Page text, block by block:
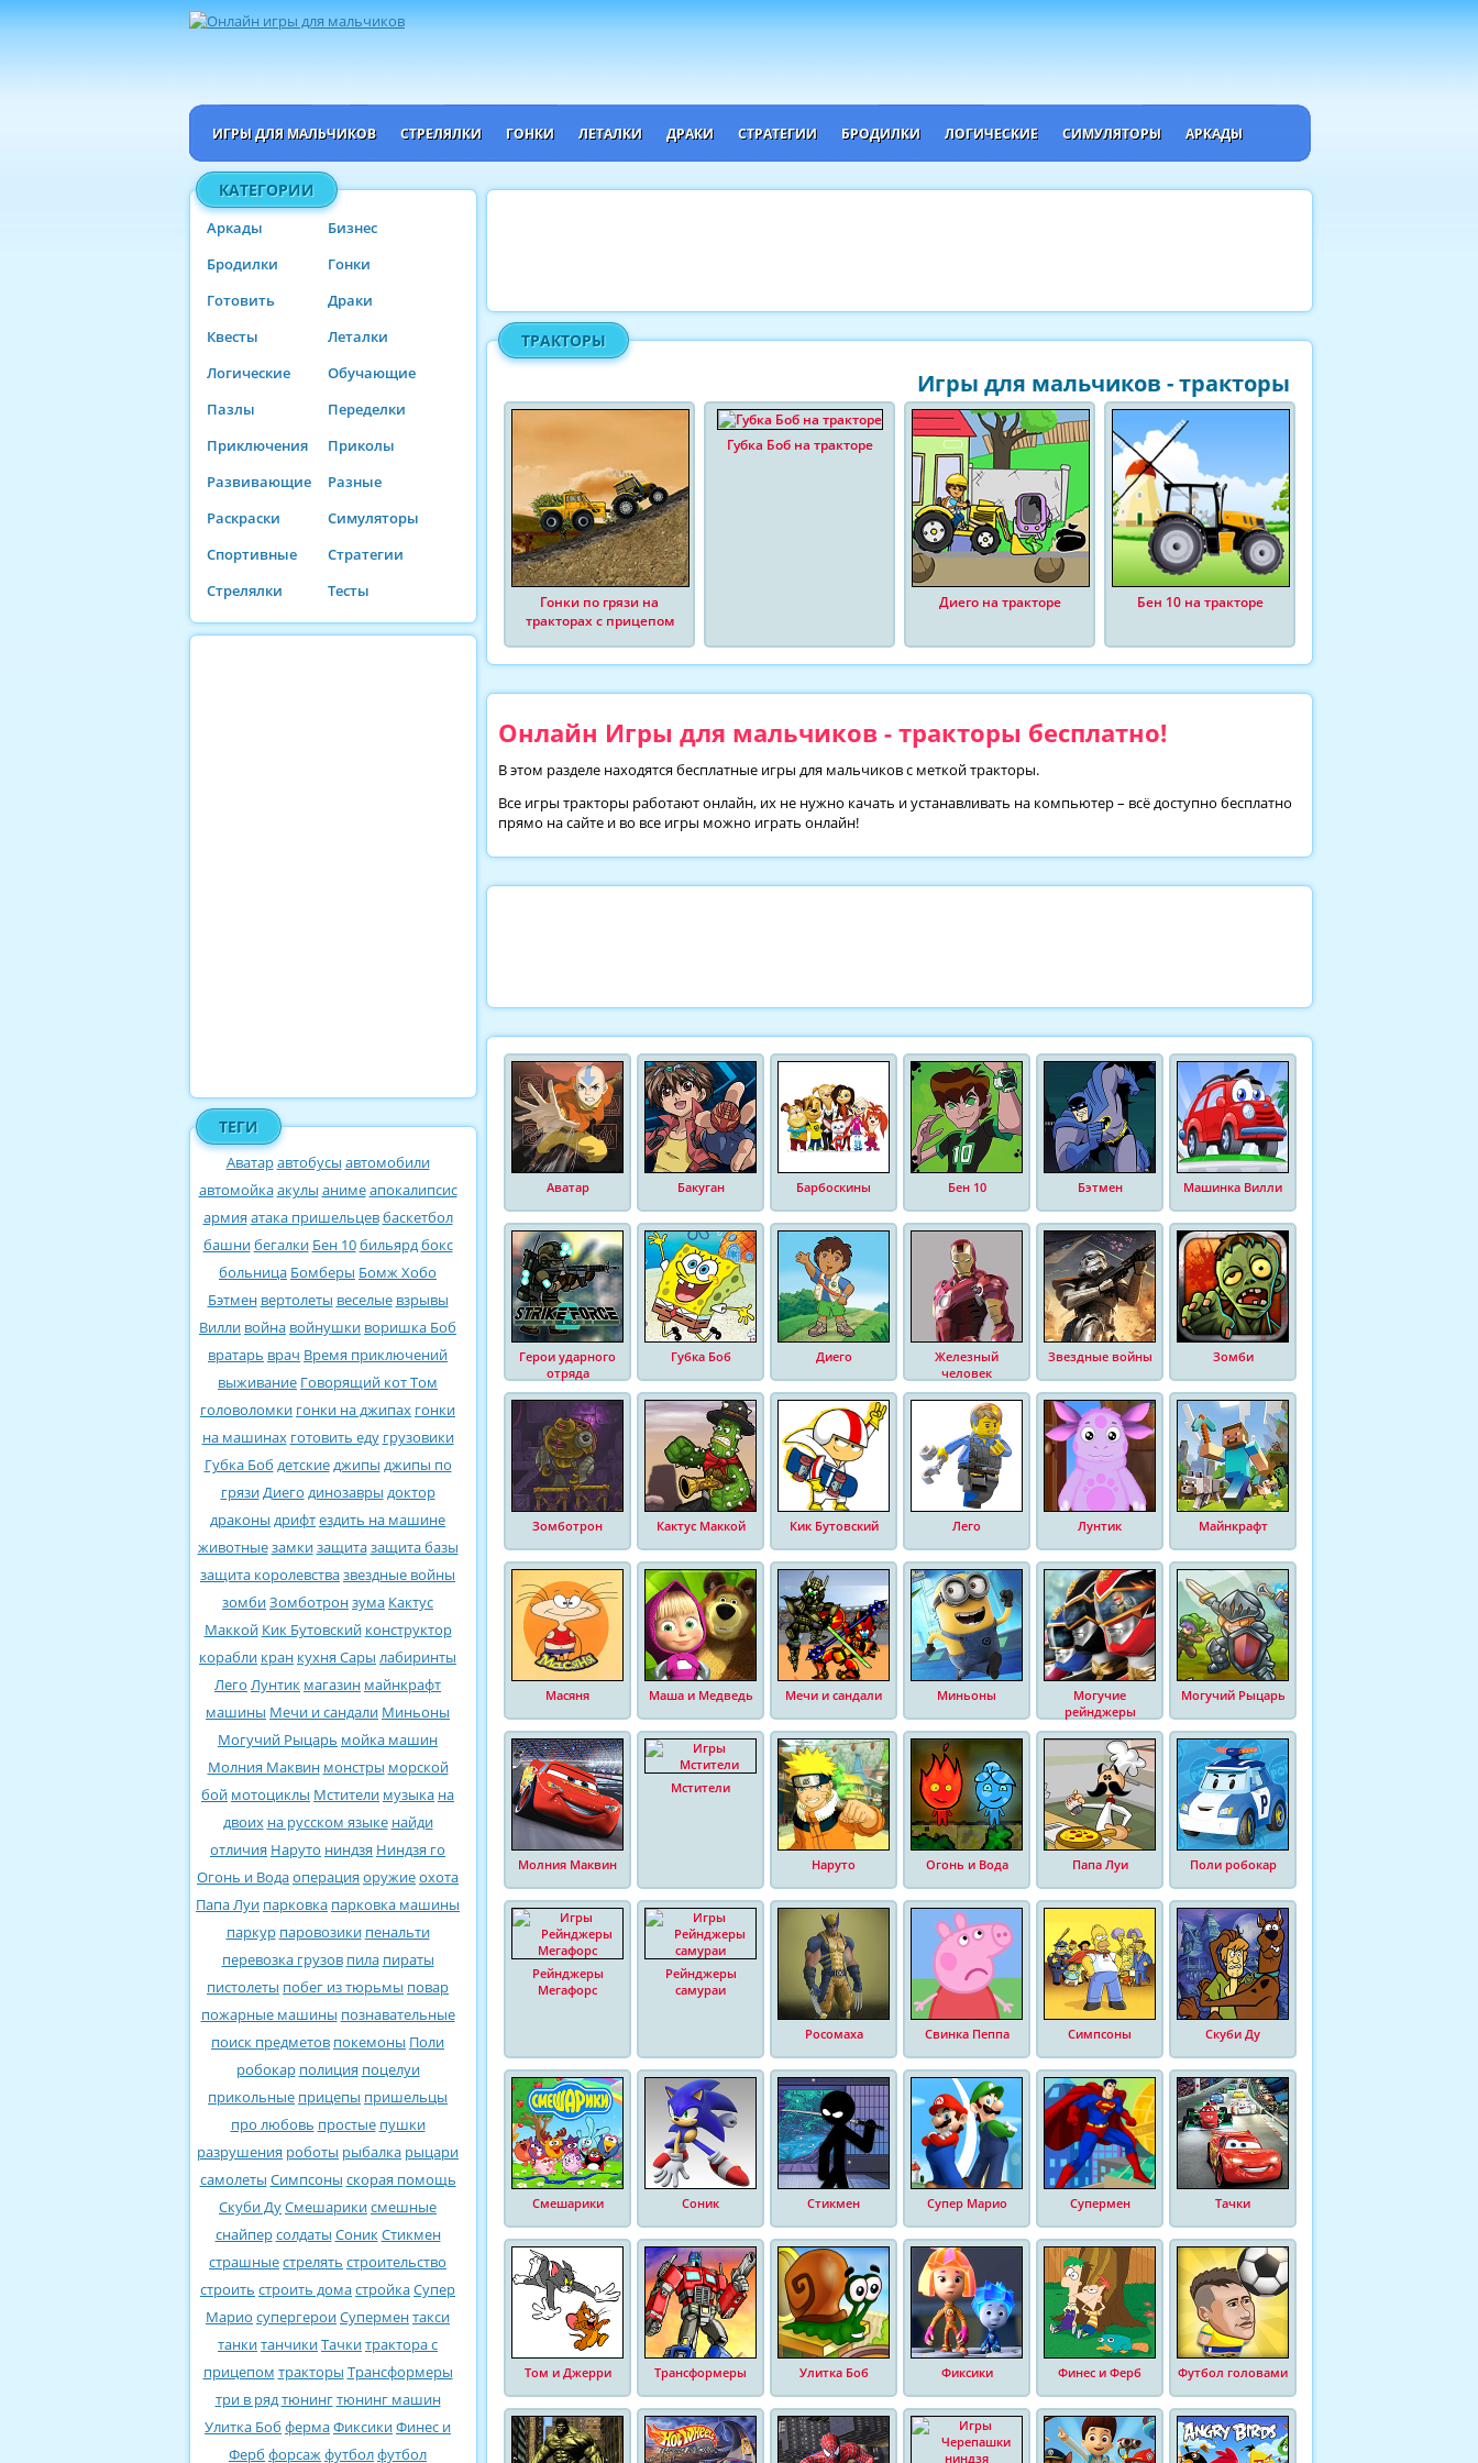
ИГРЫ ДЛЯ МАЛЬЧИКОВ СТРЕЛЯЛКИ ГОНКИ ЛЕТАЛКИ ДРАКИ СТРАТЕГИИ БРОДИЛКИ ЛОГИЧЕСКИЕ СИМУЛЯТОРЫ АРКАДЫ
КАТЕГОРИИ
Аркады
Бизнес
Бродилки
Гонки
Готовить
Драки
Квесты
Леталки
Логические
Обучающие
Пазлы
Переделки
Приключения
Приколы
Развивающие
Разные
Раскраски
Симуляторы
Спортивные
Стратегии
Стрелялки
Тесты
ТЕГИ
Аватаравтобусы автомобили
автомойкаакулы анимеапокалипсис
армия атака пришельцевбаскетбол
башнибегалки Бен 10бильярдбокс
больница Бомберы Бомж Хобо
Бэтмен вертолеты веселые взрывы
Вилли война войнушки воришка Боб
вратарь врач Время приключений
выживание Говорящий кот Том
головоломки гонки на джипах гонки
на машинах готовить еду грузовики
Губка Боб детскиеджипы джипы по
грязиДиего динозавры доктор
драконы дрифтездить на машине
животныезамкизащитазащита базы
защита королевствазвездные войны
зомбиЗомботронзума Кактус
Маккой Кик Бутовский конструктор
корабли кран кухня Сары лабиринты
Лего Лунтик магазин майнкрафт
машины Мечи и сандали Миньоны
Могучий Рыцарь мойка машин
Молния Маквин монстры морской
бой мотоциклы Мстители музыка на
двоих на русском языке найди
отличия Наруто ниндзя Ниндзя го
Огонь и Водаоперация оружиеохота
Папа Луи парковка парковка машины
паркур паровозики пенальти
перевозка грузов пила пираты
пистолеты побег из тюрьмы повар
пожарные машины познавательные
поиск предметов покемоны Поли
робокар полиция поцелуи
прикольные прицепы пришельцы
про любовь простые пушки
разрушения роботы рыбалка рыцари
самолеты Симпсоны скорая помощь
Скуби ДуСмешарикисмешные
снайперсолдаты СоникСтикмен
страшныестрелять строительство
строить строить домастройкаСупер
Марио супергероиСуперментакси
танкитанчикиТачкитрактора с
прицепом тракторы Трансформеры
три в рядтюнингтюнинг машин
Улитка Боб фермаФиксикиФинес и
Ферб форсажфутболфутбол
Игры для мальчиков - тракторы
ТРАКТОРЫ
Гонки по грязи на
тракторах с прицепом
Губка Боб на тракторе
Диего на тракторе Бен 10 на тракторе
Онлайн Игры для мальчиков - тракторы бесплатно!
В этом разделе находятся бесплатные игры для мальчиков с меткой тракторы.
Все игры тракторы работают онлайн, их не нужно качать и устанавливать на компьютер – всё доступно бесплатно
прямо на сайте и во все игры можно играть онлайн!
Аватар Бакуган Барбоскины Бен 10 Бэтмен Машинка Вилли
Герои ударного
отряда
Губка Боб Диего
Железный
человек
Звездные войны Зомби
Зомботрон Кактус Маккой Кик Бутовский Лего Лунтик Майнкрафт
Масяня Маша и Медведь Мечи и сандали Миньоны
Могучие
рейнджеры
Могучий Рыцарь
Молния Маквин
Мстители
Наруто Огонь и Вода Папа Луи Поли робокар
Рейнджеры
Мегафорс
Рейнджеры
самураи
Росомаха Свинка Пеппа Симпсоны Скуби Ду
Смешарики Соник Стикмен Супер Марио Супермен Тачки
Том и Джерри Трансформеры Улитка Боб Фиксики Финес и Ферб Футбол головами